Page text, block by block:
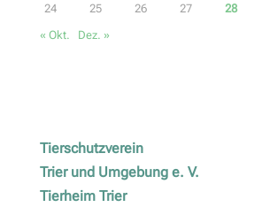
24 25 26 27 28
« Okt.
Dez. »
Tierschutzverein
Trier und Umgebung e. V.
Tierheim Trier